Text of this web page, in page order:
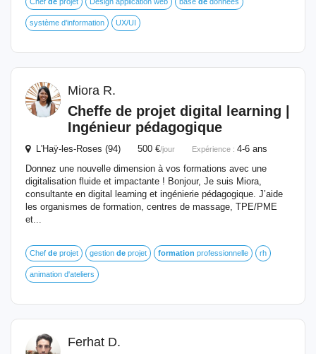
système d'information UX/UI
Miora R.
Cheffe de projet digital learning |
Ingénieur pédagogique
L'Haÿ-les-Roses (94) 500 €/jour Expérience : 4-6 ans
Donnez une nouvelle dimension à vos formations avec une
digitalisation fluide et impactante ! Bonjour, Je suis Miora,
consultante en digital learning et ingénierie pédagogique. J’aide
les organismes de formation, centres de massage, TPE/PME
et...
Chef de projet gestion de projet formation professionnelle rh
animation d'ateliers
Ferhat D.